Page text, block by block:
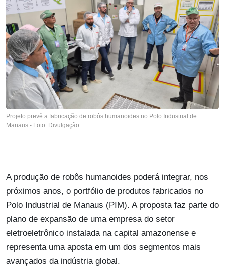
Projeto prevê a fabricação de robôs humanoides no Polo Industrial de
Manaus - Foto: Divulgação
A produção de robôs humanoides poderá integrar, nos
próximos anos, o portfólio de produtos fabricados no
Polo Industrial de Manaus (PIM). A proposta faz parte do
plano de expansão de uma empresa do setor
eletroeletrônico instalada na capital amazonense e
representa uma aposta em um dos segmentos mais
avançados da indústria global.